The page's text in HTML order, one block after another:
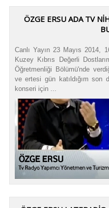
ÖZGE ERSU ADA TV
Canlı Yayın 23 Mayıs 2014,
Kuzey Kıbrıs Değerli
Öğretmenliği Bölümü'nde
ve ertesi gün katıldığım son
konseri için ...